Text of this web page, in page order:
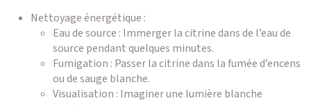
Nettoyage énergétique :
Eau de source : Immerger la citrine dans de l’eau de
source pendant quelques minutes.
Fumigation : Passer la citrine dans la fumée d’encens
ou de sauge blanche.
Visualisation : Imaginer une lumière blanche